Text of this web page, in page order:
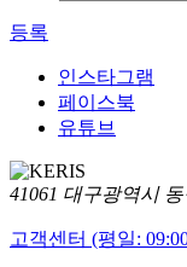
등록
인스타그램
페이스북
유튜브
41061 대구광역시
고객센터 (평일: